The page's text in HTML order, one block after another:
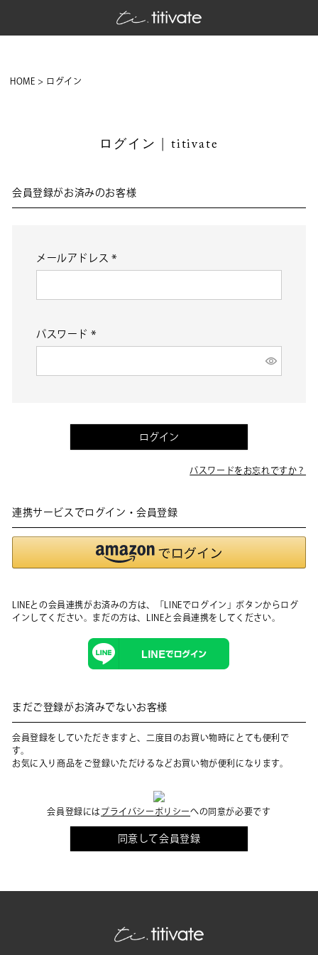
HOME ログイン
ログイン | titivate
会員登録がお済みのお客様
メールアドレス
須)
パスワード
須)
ログイン
パスワードをお忘れですか？
連携サービスでログイン・会員登録
LINEとの会員連携がお済みの方は、「LINEでログイン」ボタンからログ
インしてください。まだの方は、
LINEと会員連携をしてください。
まだご登録がお済みでないお客様
会員登録をしていただきますと、二度目のお買い物時にとても便利で
す。
お気に入り商品をご登録いただけるなどお買い物が便利になります。
会員登録には プライバシーポリシーへの同意が必要です
同意して会員登録